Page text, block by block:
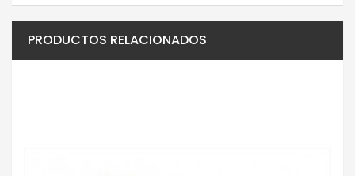
PRODUCTOS RELACIONADOS